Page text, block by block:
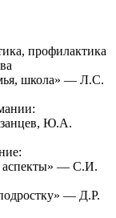
профилактика
школа» — Л.С.
Ю.А.
аспекты» — С.И.
— Д.Р.